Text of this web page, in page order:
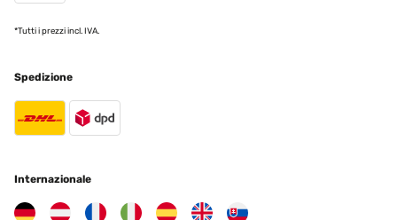
*Tutti i prezzi incl. IVA.
Spedizione
Internazionale